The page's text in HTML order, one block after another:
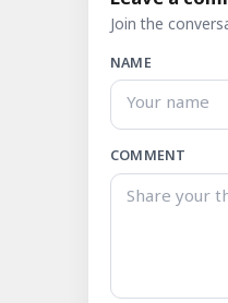
Join the
NAME
COMMENT